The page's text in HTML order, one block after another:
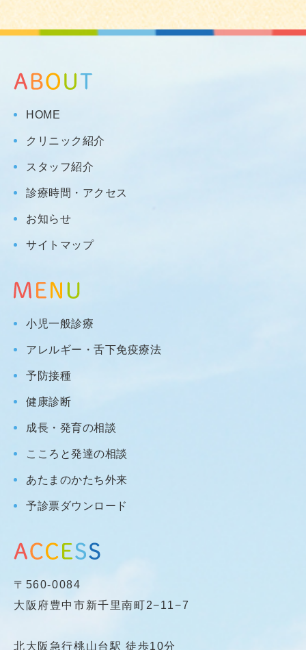
HOME
クリニック紹介
スタッフ紹介
診療時間・アクセス
お知らせ
サイトマップ
小児一般診療
アレルギー・舌下免疫療法
予防接種
健康診断
成長・発育の相談
こころと発達の相談
あたまのかたち外来
予診票ダウンロード
〒560-0084
大阪府豊中市新千里南町2−11−7
北大阪急行桃山台駅 徒歩10分